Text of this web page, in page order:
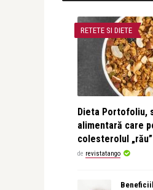
RETETE SI DIETE
Dieta Portofoliu,
alimentară care
colesterolul „rău”
de revistatango